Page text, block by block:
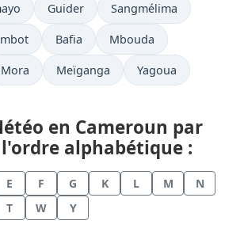
Guider Sangmélima
Bafia Mbouda
Mora Meïganga Yagoua
en Cameroun par
alphabétique :
E F G K L M
N
T W Y